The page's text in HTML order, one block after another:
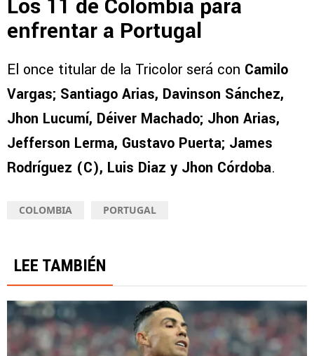
Los 11 de Colombia para
enfrentar a Portugal
El once titular de la Tricolor será con Camilo
Vargas; Santiago Arias, Davinson Sánchez,
Jhon Lucumí, Déiver Machado; Jhon Arias,
Jefferson Lerma, Gustavo Puerta; James
Rodríguez (C), Luis Diaz y Jhon Córdoba.
COLOMBIA PORTUGAL
LEE TAMBIÉN